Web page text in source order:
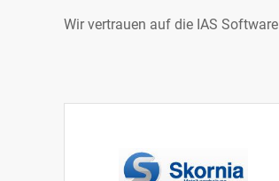
Wir vertrauen auf die IAS Software